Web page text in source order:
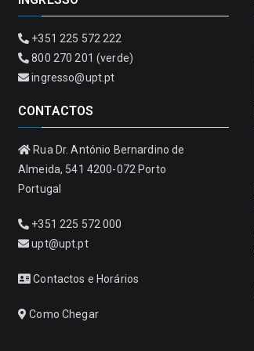
+351 225 572 222
800 270 201 (verde)
ingresso@upt.pt
CONTACTOS
Rua Dr. António Bernardino de
Almeida, 541 4200-072 Porto
Portugal
+351 225 572 000
upt@upt.pt
Contactos e Horários
Como Chegar